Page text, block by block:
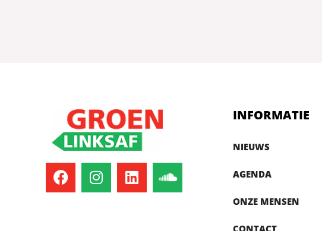
INFORMATIE
NIEUWS
AGENDA
ONZE MENSEN
CONTACT